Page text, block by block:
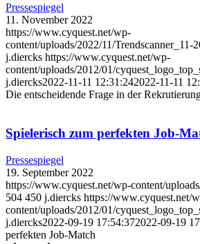
Pressespiegel
11. November 2022
https://www.cyquest.net/wp-
content/uploads/2022/11/Trendscanner_11-
j.diercks https://www.cyquest.net/wp-
content/uploads/2012/01/
j.diercks2022-11-11 12:31:242022-11-11
Die entscheidende Frage in der
Spielerisch zum perfekten Job-
Pressespiegel
19. September 2022
https://www.cyquest.net/wp-content/
504 450 j.diercks https://www.cyquest.net/
content/uploads/2012/01/
j.diercks2022-09-19 17:54:372022-09-19
perfekten Job-Match